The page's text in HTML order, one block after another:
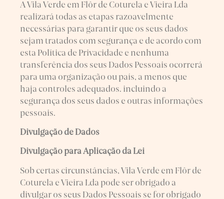
A Vila Verde em Flôr de Coturela e Vieira Lda
realizará todas as etapas razoavelmente
necessárias para garantir que os seus dados
sejam tratados com segurança e de acordo com
esta Política de Privacidade e nenhuma
transferência dos seus Dados Pessoais ocorrerá
para uma organização ou país, a menos que
haja controles adequados. incluindo a
segurança dos seus dados e outras informações
pessoais.
Divulgação de Dados
Divulgação para Aplicação da Lei
Sob certas circunstâncias, Vila Verde em Flôr de
Coturela e Vieira Lda pode ser obrigado a
divulgar os seus Dados Pessoais se for obrigado